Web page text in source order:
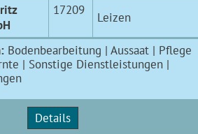
17209 Leizen
Bodenbearbeitung | Aussaat | Pflege
| Sonstige Dienstleistungen |
Details